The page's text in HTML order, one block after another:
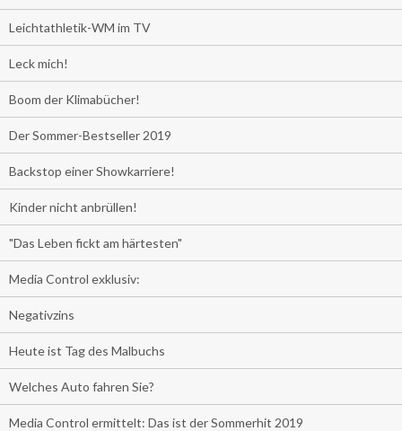
Leichtathletik-WM im TV
Leck mich!
Boom der Klimabücher!
Der Sommer-Bestseller 2019
Backstop einer Showkarriere!
Kinder nicht anbrüllen!
"Das Leben fickt am härtesten"
Media Control exklusiv:
Negativzins
Heute ist Tag des Malbuchs
Welches Auto fahren Sie?
Media Control ermittelt: Das ist der Sommerhit 2019